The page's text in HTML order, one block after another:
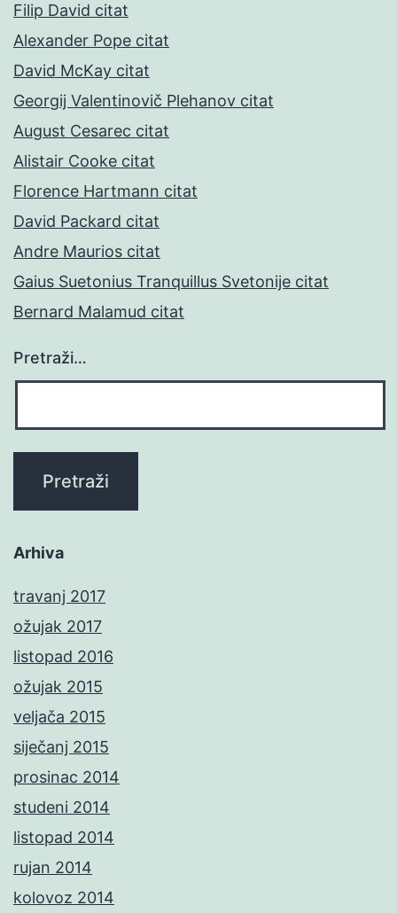
Filip David citat
Alexander Pope citat
David McKay citat
Georgij Valentinovič Plehanov citat
August Cesarec citat
Alistair Cooke citat
Florence Hartmann citat
David Packard citat
Andre Maurios citat
Gaius Suetonius Tranquillus Svetonije citat
Bernard Malamud citat
Pretraži…
Arhiva
travanj 2017
ožujak 2017
listopad 2016
ožujak 2015
veljača 2015
siječanj 2015
prosinac 2014
studeni 2014
listopad 2014
rujan 2014
kolovoz 2014